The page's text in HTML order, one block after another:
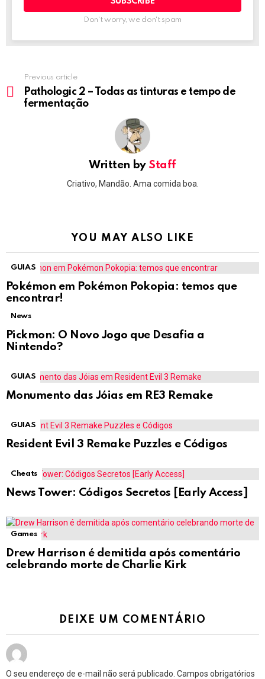
Don't worry, we don't spam
more
Previous article
Pathologic 2 – Todas as tinturas e tempo de
fermentação
Written by Staff
Criativo, Mandão. Ama comida boa.
YOU MAY ALSO LIKE
GUIAS
Pokémon em Pokémon Pokopia: temos que
encontrar!
News
Pickmon: O Novo Jogo que Desafia a
Nintendo?
GUIAS
Monumento das Jóias em RE3 Remake
GUIAS
Resident Evil 3 Remake Puzzles e Códigos
Cheats
News Tower: Códigos Secretos [Early Access]
Games
Drew Harrison é demitida após comentário
celebrando morte de Charlie Kirk
DEIXE UM COMENTÁRIO
O seu endereço de e-mail não será publicado. Campos obrigatórios